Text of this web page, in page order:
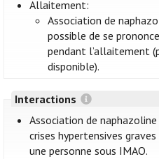
Allaitement:
Association de
possible de se
pendant l’allaitement
disponible).
Interactions
Association de
crises hypertensives
une personne sous IMAO.